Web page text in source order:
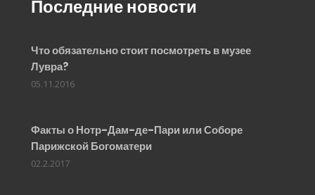
Последние новости
Что обязательно стоит посмотреть в музее
Лувра?
05.11.2016
Факты о Нотр-Дам-де-Пари или Соборе
Парижской Богоматери
02.2.2017